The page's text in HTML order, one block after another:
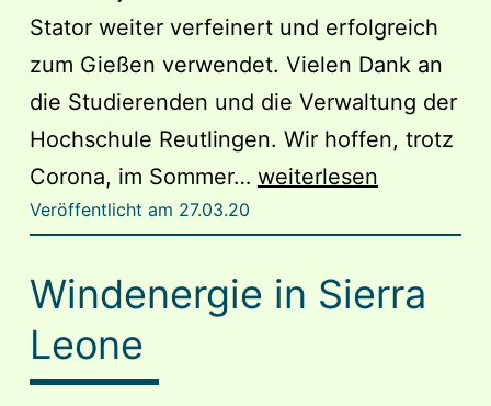
Stator weiter verfeinert und erfolgreich
zum Gießen verwendet. Vielen Dank an
die Studierenden und die Verwaltung der
Hochschule Reutlingen. Wir hoffen, trotz
Corona, im Sommer… Reutlingen
weiterlesen
Veröffentlicht am 27.03.20
Windenergie in Sierra
Leone